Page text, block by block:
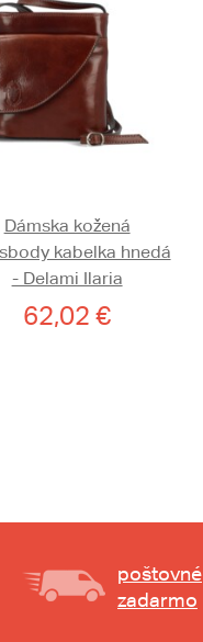
Dámska kožená
kabelka hnedá
- Delami Ilaria
62,02 €
poštovné
zadarmo